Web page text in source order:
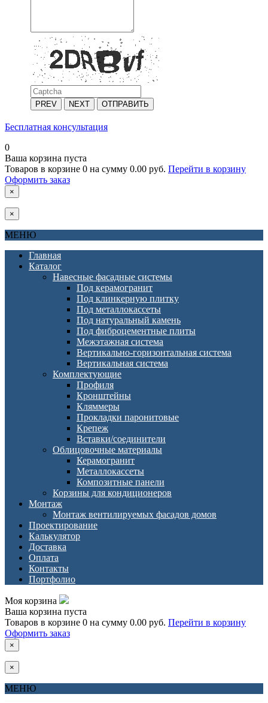
PREV NEXT ОТПРАВИТЬ
Бесплатная консультация
0
Ваша корзина пуста
Товаров в корзине 0 на сумму 0.00 руб. Перейти в корзину
Оформить заказ
×
×
МЕНЮ
Главная
Каталог
Навесные фасадные системы
Под керамогранит
Под клинкерную плитку
Под металлокассеты
Под натуральный камень
Под фиброцементные плиты
Межэтажная система
Вертикально-горизонтальная система
Вертикальная система
Комплектующие
Профиля
Кронштейны
Кляммеры
Прокладки паронитовые
Крепеж
Вставки/соединители
Облицовочные материалы
Керамогранит
Металлокассеты
Композитные панели
Корзины для кондиционеров
Монтаж
Монтаж вентилируемых фасадов домов
Проектирование
Калькулятор
Доставка
Оплата
Контакты
Портфолио
Моя корзина
Ваша корзина пуста
Товаров в корзине 0 на сумму 0.00 руб. Перейти в корзину
Оформить заказ
×
×
МЕНЮ